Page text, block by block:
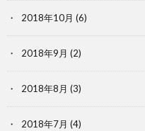
2018年10月 (6)
2018年9月 (2)
2018年8月 (3)
2018年7月 (4)